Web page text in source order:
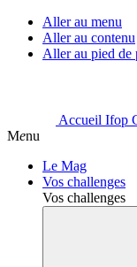
Aller au menu
Aller au contenu
Aller au pied de
Accueil Ifop
Menu
Le Mag
Vos challenges
Vos challenges